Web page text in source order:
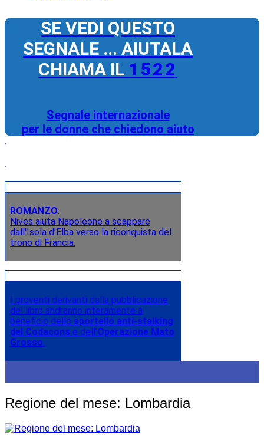
SE VEDI QUESTO
SEGNALE ... AIUTALA
CHIAMA IL 1522
Segnale internazionale
per le donne che chiedono aiuto
ROMANZO:
Nives aiuta Napoleone a scappare
dall'Isola d'Elba verso la riconquista del
trono di Francia.
I proventi derivanti dalla pubblicazione
del libro andranno interamente a
beneficio dello sportello anti-stalking
del Codacons e dell’Operazione Mato
Grosso.
Regione del mese: Lombardia